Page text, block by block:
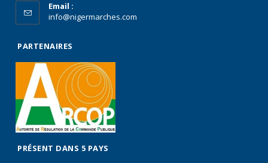
Email :
info@nigermarches.com
PARTENAIRES
PRÉSENT DANS 5 PAYS